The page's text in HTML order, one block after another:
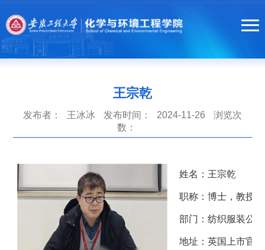
​英国上市官网365简介
公司领导
团队队伍
化学工程与工艺系
环境科学与工程系
应用化学系
高分子材料与工程系
基础教学部
团队建设
重点学科
学科平台
人才培养
本科生培养
科学研究
历年项目
督查通报
员工工作
王宗乾
发布者： 王冰冰 发布时间： 2024-11-26
浏览次
数：
姓名：王宗乾
职称：博士，教授
部门：纺织服装公司
地址：英国上市官